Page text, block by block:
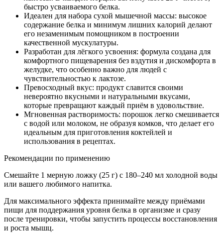
быстро усваиваемого белка.
Идеален для набора сухой мышечной массы: высокое
содержание белка и минимум лишних калорий делают
его незаменимым помощником в построении
качественной мускулатуры.
Разработан для лёгкого усвоения: формула создана для
комфортного пищеварения без вздутия и дискомфорта в
желудке, что особенно важно для людей с
чувствительностью к лактозе.
Превосходный вкус: продукт славится своими
невероятно вкусными и натуральными вкусами,
которые превращают каждый приём в удовольствие.
Мгновенная растворимость: порошок легко смешивается
с водой или молоком, не образуя комков, что делает его
идеальным для приготовления коктейлей и
использования в рецептах.
Рекомендации по применению
Смешайте 1 мерную ложку (25 г) с 180–240 мл холодной воды
или вашего любимого напитка.
Для максимального эффекта принимайте между приёмами
пищи для поддержания уровня белка в организме и сразу
после тренировки, чтобы запустить процессы восстановления
и роста мышц.